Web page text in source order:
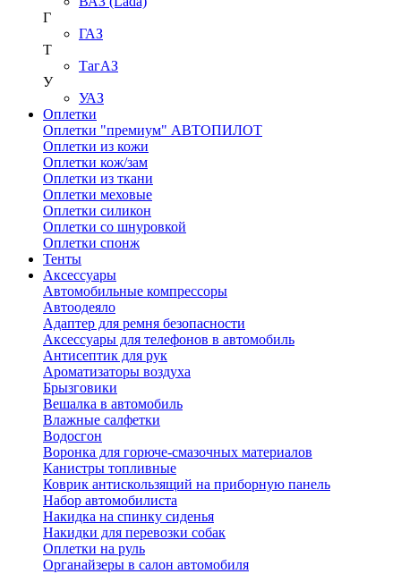
Г
ГАЗ
Т
ТагАЗ
У
УАЗ
Оплетки
Оплетки "премиум" АВТОПИЛОТ
Оплетки из кожи
Оплетки кож/зам
Оплетки из ткани
Оплетки меховые
Оплетки силикон
Оплетки со шнуровкой
Оплетки спонж
Тенты
Аксессуары
Автомобильные компрессоры
Автоодеяло
Адаптер для ремня безопасности
Аксессуары для телефонов в автомобиль
Антисептик для рук
Ароматизаторы воздуха
Брызговики
Вешалка в автомобиль
Влажные салфетки
Водосгон
Воронка для горюче-смазочных материалов
Канистры топливные
Коврик антискользящий на приборную панель
Набор автомобилиста
Накидка на спинку сиденья
Накидки для перевозки собак
Оплетки на руль
Органайзеры в салон автомобиля